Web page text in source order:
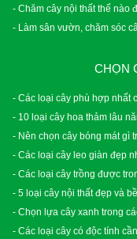
- Chăm cây nội thất thế nào
- Làm sân vườn, chăm sóc
CHỌN
- Các loại cây phù hợp nhất
- 10 loại cây hoa thảm lâu
- Nên chọn cây bóng mát gì
- Các loại cây leo giàn đẹp
- Các loại cây trồng được
- 5 loại cây nội thất đẹp và
- Chọn lựa cây xanh trong
- Các loại cây có độc tính